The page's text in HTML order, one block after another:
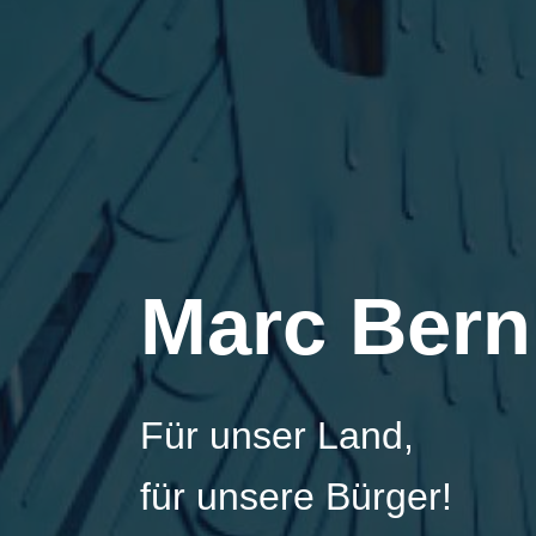
Marc
Für unser Land,
für unsere Bürger!